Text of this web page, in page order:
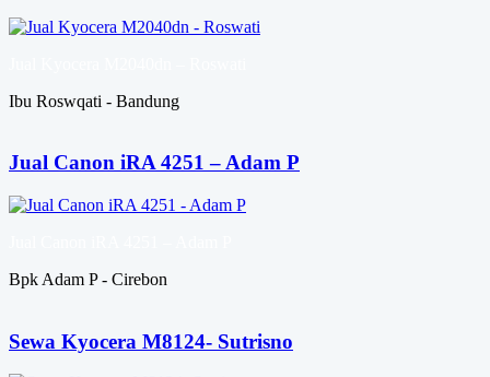
Ibu Roswqati - Bandung
Jual Canon iRA 4251 – Adam P
Bpk Adam P - Cirebon
Sewa Kyocera M8124- Sutrisno